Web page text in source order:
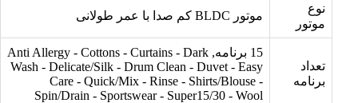
نوع
موتور
موتور BLDC کم صدا با عمر طولانی
تعداد
برنامه
15 برنامه, Anti Allergy - Cottons - Curtains - Dark
Wash - Delicate/Silk - Drum Clean - Duvet - Easy
Care - Quick/Mix - Rinse - Shirts/Blouse -
Spin/Drain - Sportswear - Super15/30 - Wool